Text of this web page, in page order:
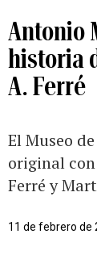
Antonio
historia
A. Ferré
El Museo
original
Ferré y
11 de febrero de